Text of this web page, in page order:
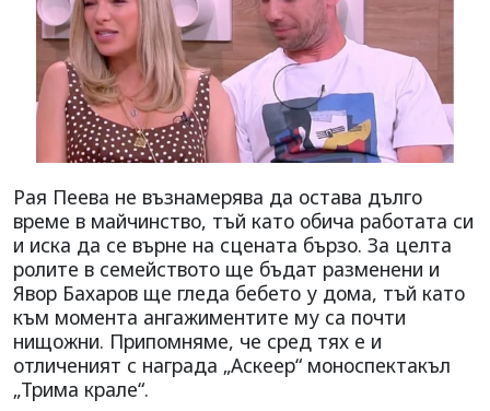
Рая Пеева не възнамерява да остава дълго
време в майчинство, тъй като обича работата си
и иска да се върне на сцената бързо. За целта
ролите в семейството ще бъдат разменени и
Явор Бахаров ще гледа бебето у дома, тъй като
към момента ангажиментите му са почти
нищожни. Припомняме, че сред тях е и
отличеният с награда „Аскеер“ моноспектакъл
„Трима крале“.